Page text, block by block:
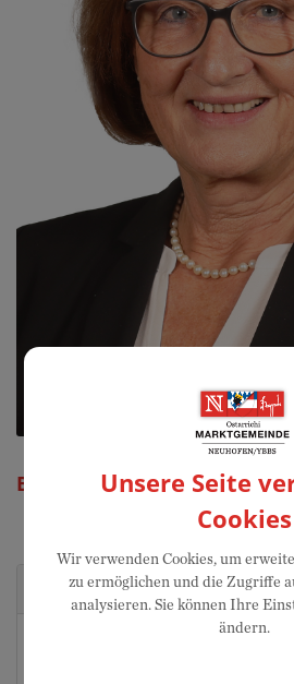
BGM Maria Kogler
Kontakt
Unsere Seite
Cookies
Wir verwenden Cookies, um
zu ermöglichen und die Zugriffe
analysieren. Sie können Ihre
ändern.